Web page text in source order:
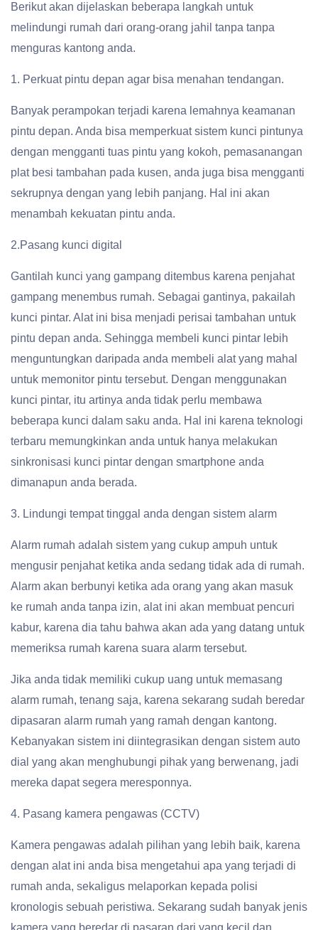
Berikut akan dijelaskan beberapa langkah untuk
melindungi rumah dari orang-orang jahil tanpa tanpa
menguras kantong anda.
1. Perkuat pintu depan agar bisa menahan tendangan.
Banyak perampokan terjadi karena lemahnya keamanan
pintu depan. Anda bisa memperkuat sistem kunci pintunya
dengan mengganti tuas pintu yang kokoh, pemasanangan
plat besi tambahan pada kusen, anda juga bisa mengganti
sekrupnya dengan yang lebih panjang. Hal ini akan
menambah kekuatan pintu anda.
2.Pasang kunci digital
Gantilah kunci yang gampang ditembus karena penjahat
gampang menembus rumah. Sebagai gantinya, pakailah
kunci pintar. Alat ini bisa menjadi perisai tambahan untuk
pintu depan anda. Sehingga membeli kunci pintar lebih
menguntungkan daripada anda membeli alat yang mahal
untuk memonitor pintu tersebut. Dengan menggunakan
kunci pintar, itu artinya anda tidak perlu membawa
beberapa kunci dalam saku anda. Hal ini karena teknologi
terbaru memungkinkan anda untuk hanya melakukan
sinkronisasi kunci pintar dengan smartphone anda
dimanapun anda berada.
3. Lindungi tempat tinggal anda dengan sistem alarm
Alarm rumah adalah sistem yang cukup ampuh untuk
mengusir penjahat ketika anda sedang tidak ada di rumah.
Alarm akan berbunyi ketika ada orang yang akan masuk
ke rumah anda tanpa izin, alat ini akan membuat pencuri
kabur, karena dia tahu bahwa akan ada yang datang untuk
memeriksa rumah karena suara alarm tersebut.
Jika anda tidak memiliki cukup uang untuk memasang
alarm rumah, tenang saja, karena sekarang sudah beredar
dipasaran alarm rumah yang ramah dengan kantong.
Kebanyakan sistem ini diintegrasikan dengan sistem auto
dial yang akan menghubungi pihak yang berwenang, jadi
mereka dapat segera meresponnya.
4. Pasang kamera pengawas (CCTV)
Kamera pengawas adalah pilihan yang lebih baik, karena
dengan alat ini anda bisa mengetahui apa yang terjadi di
rumah anda, sekaligus melaporkan kepada polisi
kronologis sebuah peristiwa. Sekarang sudah banyak jenis